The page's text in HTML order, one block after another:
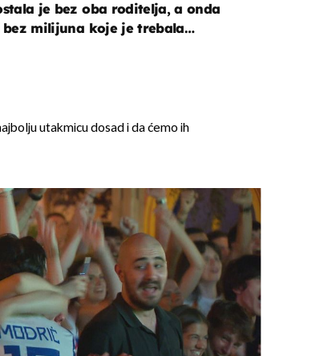
je bez oba roditelja, a onda
bez milijuna koje je trebala
utakmicu dosad i da ćemo ih